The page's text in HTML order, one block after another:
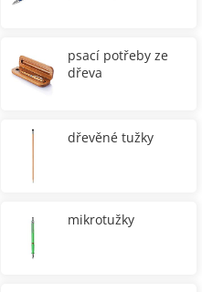
psací potřeby ze
dřeva
dřevěné tužky
mikrotužky